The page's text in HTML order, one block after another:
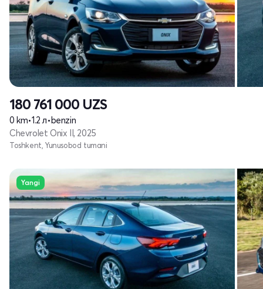
180 761 000 UZS
0 km•1.2 л•benzin
Chevrolet Onix II, 2025
Toshkent, Yunusobod tumani
Yangi